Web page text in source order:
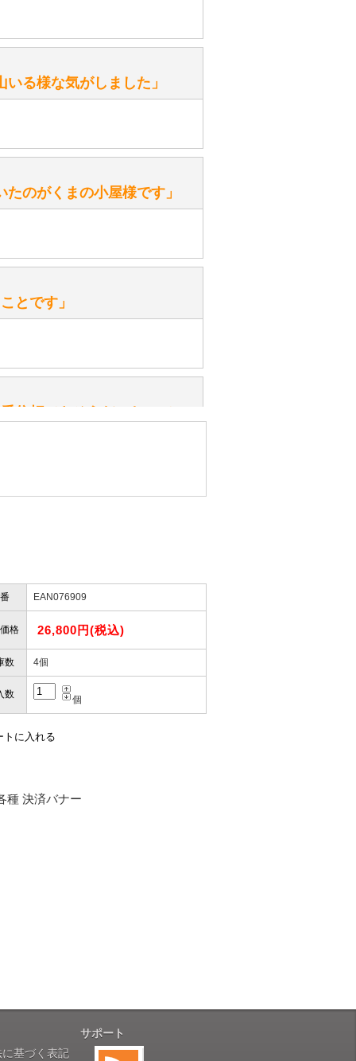
。
『グロウラー』といいます。
ぜでしょうか？
と音が鳴る『スクエーカー』が
ますか？
します。
りません。
届けとなります。
ますので、ご了承の程よろしく
セルは受け付けかねます。
データはSSL暗号化通信により
）
る様な気がしました」
）
のがくまの小屋様です」
とです」
）
）
んを紹介され…」
心感がありました」
来そうだった」
いつの作品など）」
EAN076909
格 26,800円(税込)
数 4個
数 個
基づく表記
サポート